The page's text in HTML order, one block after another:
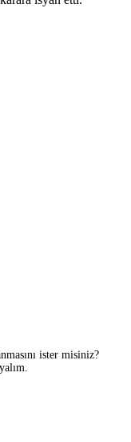
ister misiniz?